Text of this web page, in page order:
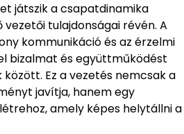
játszik a csapatdinamika
tulajdonságai révén. A
kommunikáció és az érzelmi
bizalmat és együttműködést
Ez a vezetés nemcsak a
javítja, hanem egy
amely képes helytállni a